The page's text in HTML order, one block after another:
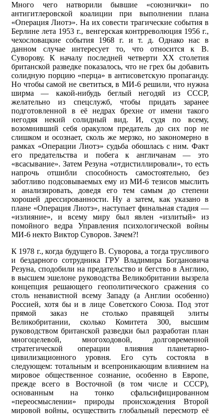
Много чего натворили бывшие «союзнички» по
антигитлеровской коалиции при выполнении плана
«Операция Лиотэ». На их совести трагические события в
Берлине лета 1953 г., венгерская контрреволюция 1956 г.,
чехословацкие события 1968 г. и т. д. Однако нас в
данном случае интересует то, что относится к В.
Суворову. К началу последней четверти XX столетия
британской разведке показалось, что не грех бы добавить
солидную порцию «перца» в антисоветскую пропаганду.
Но чтобы самой не светиться, в МИ-6 решили, что нужна
ширма — какой-нибудь беглый негодяй из СССР,
желательно из спецслужб, чтобы придать заранее
подготовленной в её недрах брехне от имени такого
негодяя некий солидный вид. И, судя по всему,
возомнивший себя оракулом предатель до сих пор не
слишком и осознает, сколь же мерзко, но закономерно в
рамках «Операции Лиотэ» судьба обошлась с ним. Факт
его предательства и побега к англичанам — это
«всасывание». Затем Резуна «отдистиллировали», то есть
напрочь отшибли способность самостоятельно, без
заботливо подсовываемых ему из МИ-6 тезисов мыслить
и анализировать, доведя его тем самым до степени
хорошей дрессированности. Ну а затем, как указано в
плане «Операция Лиотэ», наступает финальная стадия —
«излияние», и всему миру был явлен «излитый» из
помойного ведра Управления психологической войны
МИ-6 некто Виктор Суворов. Зачем?!
К 1978 г., когда будущего В. Суворова, а тогда трусливого
и бездарного сотрудника ГРУ Владимира Богдановича
Резуна, сподобили на предательство и бегство в Англию,
в высшем эшелоне руководства Великобритании вызрела
концепция решающего геополитического сражения со
столь ненавистной всему Западу (а Англии особенно)
Россией, хотя бы и в лице Советского Союза. Под этот
прямой заказ не столько правящей элиты
Великобритании, сколько Комитета 300, высшим
руководством британской разведки был разработан план
многоцелевой, многоходовой, долговременной
стратегической операции влияния планетарно-
цивилизационного уровня. Его суть состояла в
следующем: тотальным и всепроникающим влиянием на
мировое общественное сознание, особенно в Европе,
прежде всего в Восточной (в том числе и СССР),
основанным на тонко сфальсифицированном
«переосмыслении» природы происхождения Второй
мировой войны, осуществить глобальный пересмотр её